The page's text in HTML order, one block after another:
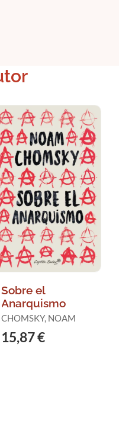
Sobre el
Anarquismo
CHOMSKY, NOAM
15,87 €